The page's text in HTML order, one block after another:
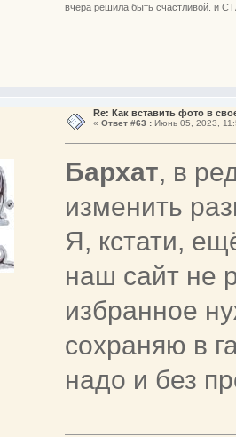
вчера решила быть счастливой. и
Re: Как вставить фото в
« Ответ #63 :Июнь 05, 2023,
Бархат, в
изменить
Я, кстати,
наш сайт не
избранное
сохраняю в
надо и без